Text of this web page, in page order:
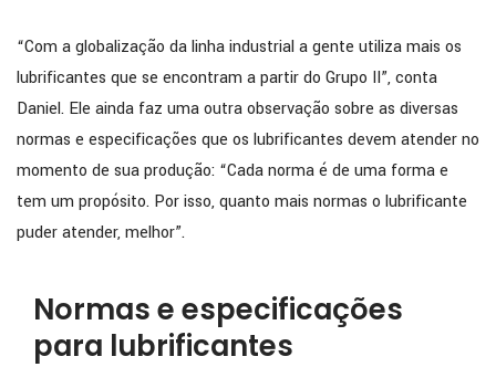
“Com a globalização da linha industrial a gente utiliza mais os
lubrificantes que se encontram a partir do Grupo II”, conta
Daniel. Ele ainda faz uma outra observação sobre as diversas
normas e especificações que os lubrificantes devem atender no
momento de sua produção: “Cada norma é de uma forma e
tem um propósito. Por isso, quanto mais normas o lubrificante
puder atender, melhor”.
Normas e especificações
para lubrificantes